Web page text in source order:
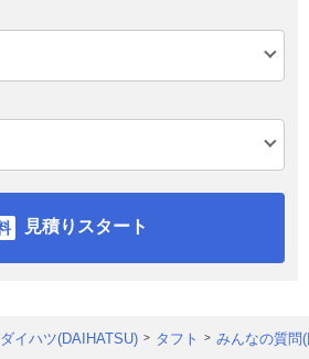
見積りスタート
ダイハツ(DAIHATSU) タフト みんなの質問